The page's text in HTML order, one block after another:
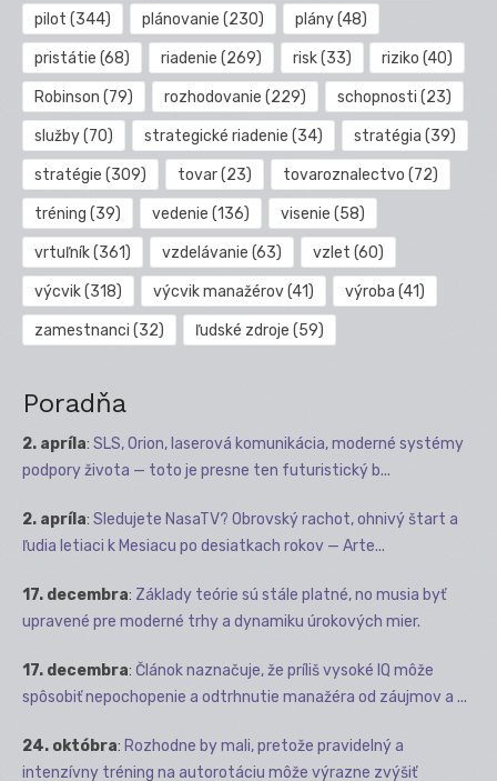
pilot (344) plánovanie (230) plány(48)
pristátie (68) riadenie (269) risk(33) riziko (40)
Robinson (79) rozhodovanie (229) schopnosti (23)
služby(70) strategické riadenie (34) stratégia (39)
stratégie (309) tovar(23) tovaroznalectvo (72)
tréning (39) vedenie (136) visenie (58)
vrtuľník(361) vzdelávanie (63) vzlet (60)
výcvik(318) výcvik manažérov(41) výroba (41)
zamestnanci (32) ľudské zdroje (59)
Poradňa
2. apríla: SLS, Orion, laserová komunikácia, moderné systémy
podpory života — toto je presne ten futuristický b...
2. apríla: Sledujete NasaTV? Obrovský rachot, ohnivý štart a
ľudia letiaci k Mesiacu po desiatkach rokov — Arte...
17. decembra: Základy teórie sú stále platné, no musia byť
upravené pre moderné trhy a dynamiku úrokových mier.
17. decembra: Článok naznačuje, že príliš vysoké IQ môže
spôsobiť nepochopenie a odtrhnutie manažéra od záujmov a ...
24. októbra: Rozhodne by mali, pretože pravidelný a
intenzívny tréning na autorotáciu môže výrazne zvýšiť